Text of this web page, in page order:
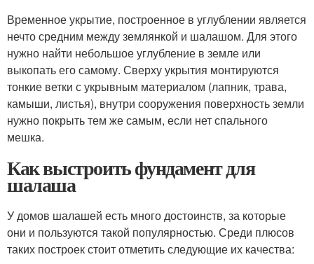
Временное укрытие, построенное в углублении является
нечто средним между землянкой и шалашом. Для этого
нужно найти небольшое углубление в земле или
выкопать его самому. Сверху укрытия монтируются
тонкие ветки с укрывным материалом (лапник, трава,
камыши, листья), внутри сооружения поверхность земли
нужно покрыть тем же самым, если нет спального
мешка.
Как выстроить фундамент для
шалаша
У домов шалашей есть много достоинств, за которые
они и пользуются такой популярностью. Среди плюсов
таких построек стоит отметить следующие их качества: